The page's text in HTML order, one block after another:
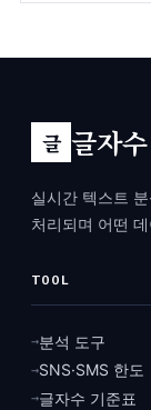
글 글자
실시간 텍스트
처리되며 어떤
TOOL
→분석 도구
→SNS·SMS 한도
→글자수 기준표